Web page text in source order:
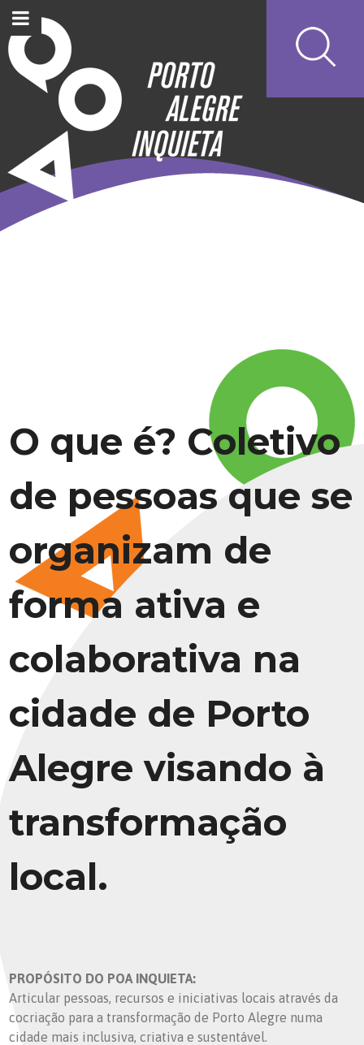
O que é? Coletivo
de pessoas que se
organizam de
forma ativa e
colaborativa na
cidade de Porto
Alegre visando à
transformação
local.
PROPÓSITO DO POA INQUIETA:
Articular pessoas, recursos e iniciativas locais através da
cocriação para a transformação de Porto Alegre numa
cidade mais inclusiva, criativa e sustentável.